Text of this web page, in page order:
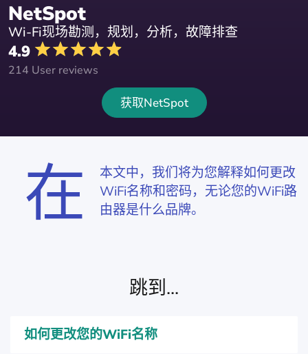
NetSpot
Wi-Fi现场勘测，规划，分析，故障排查
4.9
214 User reviews
获取NetSpot
在
本文中，我们将为您解释如何更改
WiFi名称和密码，无论您的WiFi路
由器是什么品牌。
跳到...
如何更改您的WiFi名称